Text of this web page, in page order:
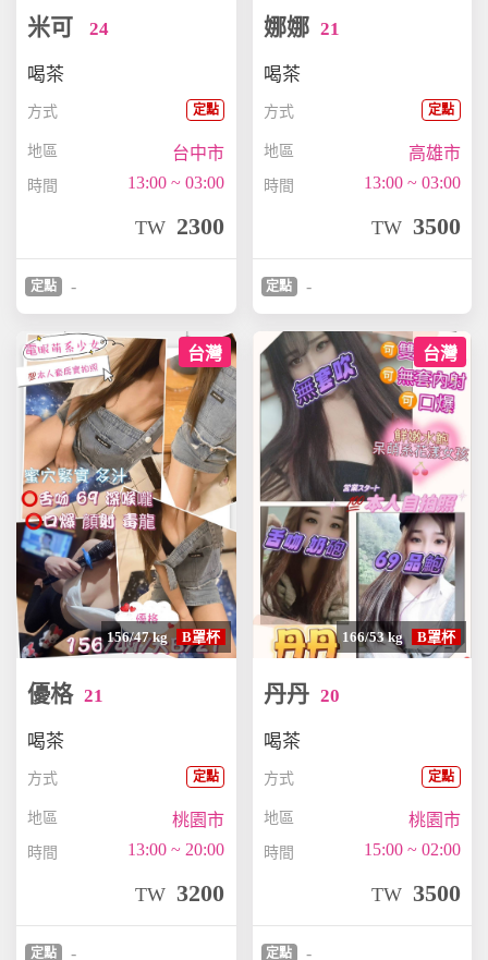
米可24
喝茶
方式 定點
地區 台中市
時間 13:00 ~ 03:00
TW 2300
定點 -
娜娜 21
喝茶
方式 定點
地區 高雄市
時間 13:00 ~ 03:00
TW 3500
定點 -
台灣
156/47 kg B罩杯
優格21
喝茶
方式 定點
地區 桃園市
時間 13:00 ~ 20:00
TW 3200
定點 -
台灣
166/53 kg B罩杯
丹丹 20
喝茶
方式 定點
地區 桃園市
時間 15:00 ~ 02:00
TW 3500
定點 -